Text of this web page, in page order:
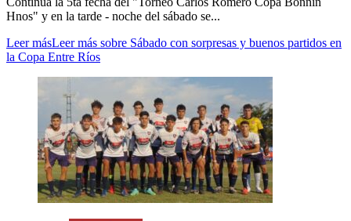
Hnos" y en la tarde - noche del sábado se...
Leer másLeer más sobre Sábado con sorpresas y buenos partidos en
la Copa Entre Ríos